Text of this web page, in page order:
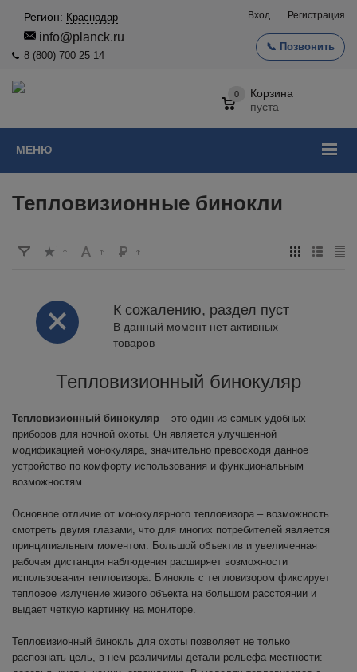
Регион: Краснодар
info@planck.ru
8 (800) 700 25 14
📞 Позвонить
Вход Регистрация
МЕНЮ
0
Корзина
пуста
Тепловизионные бинокли
К сожалению, раздел пуст
В данный момент нет активных
товаров
Тепловизионный бинокуляр
Тепловизионный бинокуляр – это один из самых удобных
приборов для ночной охоты. Он является улучшенной
модификацией монокуляра, значительно превосходя данное
устройство по комфорту использования и функциональным
возможностям.
Основное отличие от монокулярного тепловизора – возможность
смотреть двумя глазами, что для многих потребителей является
принципиальным моментом. Большой объектив и увеличенная
рабочая дистанция наблюдения расширяет возможности
использования тепловизора. Бинокль с тепловизором фиксирует
тепловое излучение живого объекта на большом расстоянии и
выдает четкую картинку на мониторе.
Тепловизионный бинокль для охоты позволяет не только
распознать цель, в нем различимы детали рельефа местности: